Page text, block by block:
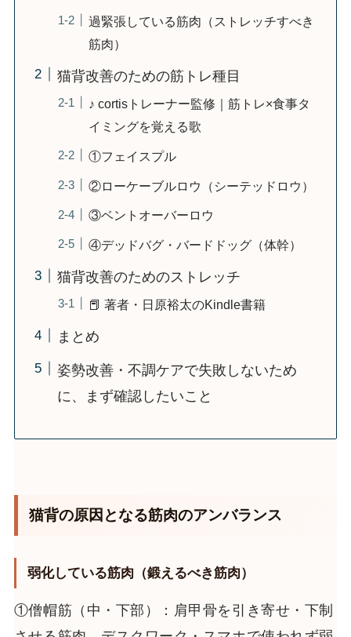
過緊張している筋肉（ストレッチすべき
筋肉）
猫背改善のための筋トレ種目
♪ cortisトレーナー監修｜筋トレ×食事タ
イミングを覚える歌
①フェイスプル
②ローケーブルロウ（シーテッドロウ）
③ベントオーバーロウ
④デッドバグ・バードドッグ（体幹）
猫背改善のためのストレッチ
📕 著者・日原裕太のKindle書籍
まとめ
姿勢改善・不調ケアで失敗しないため
に、まず確認したいこと
猫背の原因となる筋肉のアンバランス
弱化している筋肉（鍛えるべき筋肉）
①僧帽筋（中・下部）：肩甲骨を引き寄せ・下制